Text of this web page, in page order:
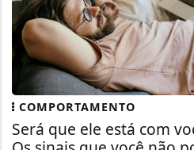
COMPORTAMENTO
Será que ele está com